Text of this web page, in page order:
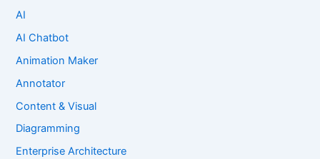
AI
AI Chatbot
Animation Maker
Annotator
Content & Visual
Diagramming
Enterprise Architecture